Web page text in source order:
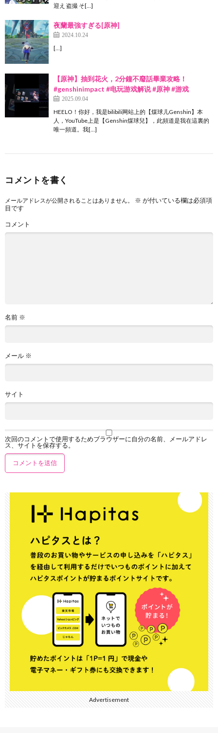
迎え 盗撮 そ[…]
夜蘭最強すぎる[原神]
2024.10.24
[…]
【原神】抽到花火，2分鐘不廢話畢業攻略！
#genshinimpact #电玩游戏解说 #原神 #游戏
2025.09.04
HEELO！你好，我是bilibili网站上的【煤球儿Genshin】本
人，YouTube上是【Genshin煤球兒】，此頻道是我在這裏的
唯一頻道。我[…]
コメントを書く
メールアドレスが公開されることはありません。 ※ が付いている欄は必須項
目です
コメント
名前 ※
メール ※
サイト
次回のコメントで使用するためブラウザーに自分の名前、メールアドレ
ス、サイトを保存する。
Advertisement